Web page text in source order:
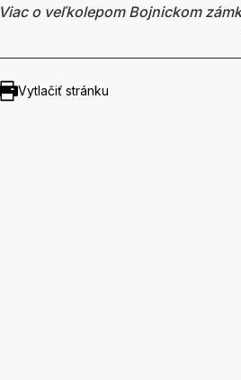
Viac o veľkolepom Bojnickom
Vytlačiť stránku